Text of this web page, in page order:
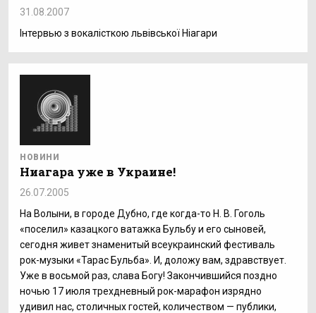
31.08.2007
Інтервью з вокалісткою львівської Ніагари
НОВИНИ
Ниагара уже в Украине!
26.07.2005
На Волыни, в городе Дубно, где когда-то Н. В. Гоголь
«поселил» казацкого ватажка Бульбу и его сыновей,
сегодня живет знаменитый всеукраинский фестиваль
рок-музыки «Тарас Бульба». И, доложу вам, здравствует.
Уже в восьмой раз, слава Богу! Закончившийся поздно
ночью 17 июля трехдневный рок-марафон изрядно
удивил нас, столичных гостей, количеством — публики,